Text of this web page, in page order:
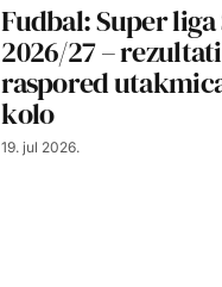
Fudbal: Super
2026/27 –
raspored
kolo
19. jul 2026.